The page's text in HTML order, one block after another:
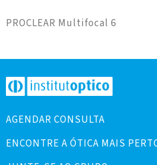
PROCLEAR Multifocal 6
AGENDAR CONSULTA
ENCONTRE A ÓTICA MAIS